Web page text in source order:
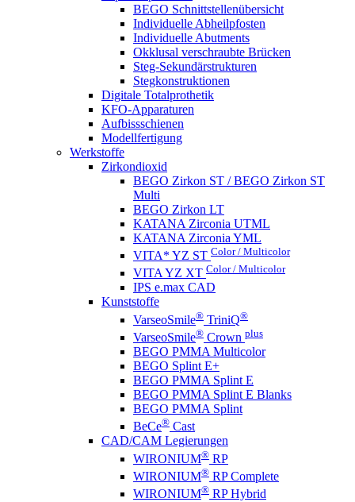
BEGO Schnittstellenübersicht
Individuelle Abheilpfosten
Individuelle Abutments
Okklusal verschraubte Brücken
Steg-Sekundärstrukturen
Stegkonstruktionen
Digitale Totalprothetik
KFO-Apparaturen
Aufbissschienen
Modellfertigung
Werkstoffe
Zirkondioxid
BEGO Zirkon ST / BEGO Zirkon ST
Multi
BEGO Zirkon LT
KATANA Zirconia UTML
KATANA Zirconia YML
VITA* YZ ST Color / Multicolor
VITA YZ XT Color / Multicolor
IPS e.max CAD
Kunststoffe
VarseoSmile® TriniQ®
VarseoSmile® Crown plus
BEGO PMMA Multicolor
BEGO Splint E+
BEGO PMMA Splint E
BEGO PMMA Splint E Blanks
BEGO PMMA Splint
BeCe® Cast
CAD/CAM Legierungen
WIRONIUM® RP
WIRONIUM® RP Complete
WIRONIUM® RP Hybrid